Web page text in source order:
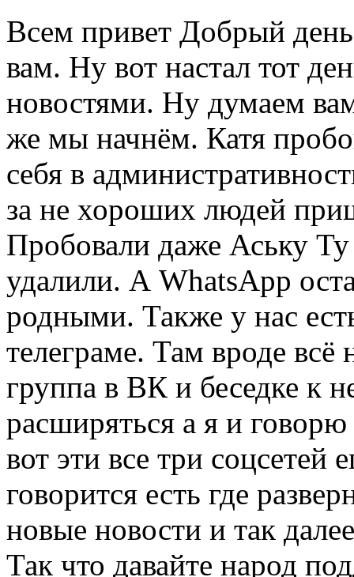
Всем привет Добрый
вам. Ну вот настал тот
новостями. Ну думаем
же мы начнём. Катя
себя в
за не хороших людей
Пробовали даже Аську
удалили. А WhatsApp
родными. Также у нас
телеграме. Там вроде
группа в ВК и беседке к
расширяться а я и
вот эти все три соцсетей
говорится есть где
новые новости и так
Так что давайте народ